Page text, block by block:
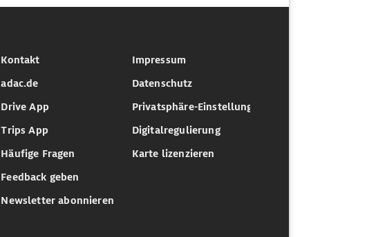
Kontakt
adac.de
Drive App
Trips App
Häufige Fragen
Feedback geben
Newsletter abonnieren
Impressum
Datenschutz
Privatsphäre-Einstellungen
Digitalregulierung
Karte lizenzieren